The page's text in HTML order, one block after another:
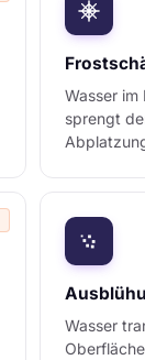
Wasser
sprengt
Wasser